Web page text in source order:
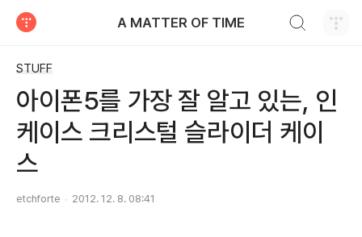
A MATTER OF TIME
STUFF
아이폰5를 가장 잘 알고 있는, 인
케이스 크리스털 슬라이더 케이
스
etchforte 2012. 12. 8. 08:41